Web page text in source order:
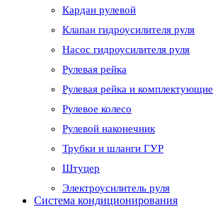
Кардан рулевой
Клапан гидроусилителя руля
Насос гидроусилителя руля
Рулевая рейка
Рулевая рейка и комплектующие
Рулевое колесо
Рулевой наконечник
Трубки и шланги ГУР
Штуцер
Электроусилитель руля
Система кондиционирования